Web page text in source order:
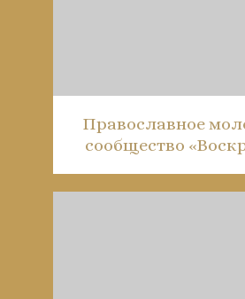
Православное
сообщество